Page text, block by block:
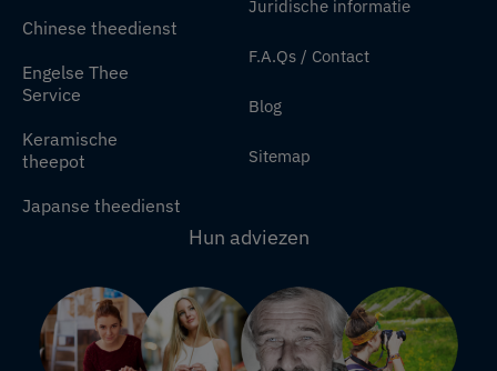
Chinese theedienst
Engelse Thee
Service
Keramische
theepot
Japanse theedienst
Juridische informatie
F.A.Qs / Contact
Blog
Sitemap
Hun adviezen